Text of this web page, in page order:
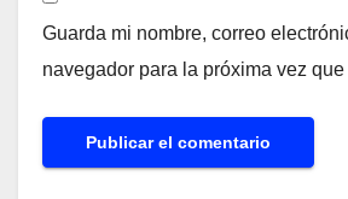
Guarda mi nombre, correo
navegador para la próxima vez que